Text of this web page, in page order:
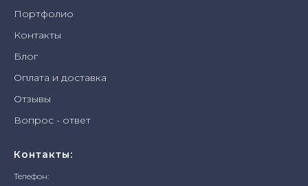
Портфолио
Контакты
Блог
Оплата и доставка
Отзывы
Вопрос - ответ
Контакты:
Телефон: